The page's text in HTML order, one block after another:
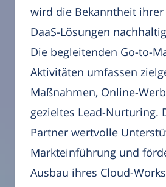
wird die Bekanntheit ihrer
DaaS-Lösungen
Die begleitenden Go-to-
Aktivitäten umfassen
Maßnahmen, Online-
gezieltes Lead-Nurturing.
Partner wertvolle
Markteinführung und
Ausbau ihres Cloud-